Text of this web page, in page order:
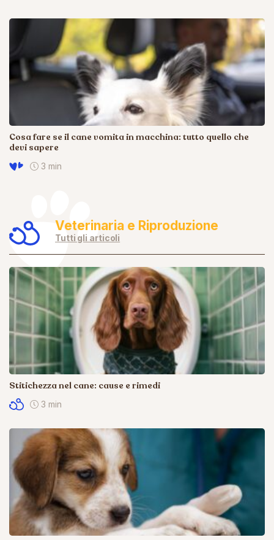
Cosa fare se il cane vomita in macchina: tutto quello che
devi sapere
3 min
Veterinaria e Riproduzione
Tutti gli articoli
Stitichezza nel cane: cause e rimedi
3 min